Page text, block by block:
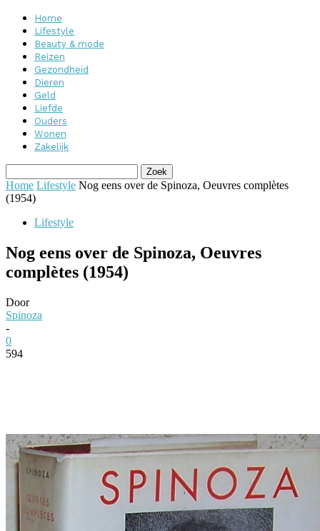
Home
Lifestyle
Beauty & mode
Reizen
Gezondheid
Dieren
Geld
Liefde
Ouders
Wonen
Zakelijk
Home Lifestyle Nog eens over de Spinoza, Oeuvres complètes
(1954)
Lifestyle
Nog eens over de Spinoza, Oeuvres
complètes (1954)
Door
Spinoza
-
0
594